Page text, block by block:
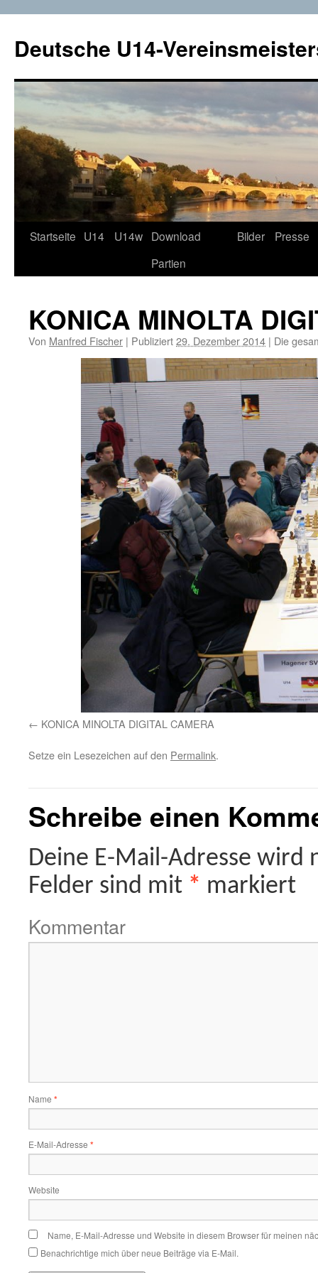
Deutsche U14-
Zum
Startseite U14 U14w Download
Partien
Bilder Presse
KONICA MINOLTA
Von Manfred Fischer | Publiziert29. Dezember 2014 | Die
KONICA MINOLTA DIGITAL CAMERA
Setze ein Lesezeichen auf den Permalink.
Schreibe einen
Deine E-Mail-Adresse
Felder sind mit * markiert
Kommentar
Name *
E-Mail-Adresse *
Website
Name, E-Mail-Adresse und Website in diesem Browser für meinen
Benachrichtige mich über neue Beiträge via E-Mail.